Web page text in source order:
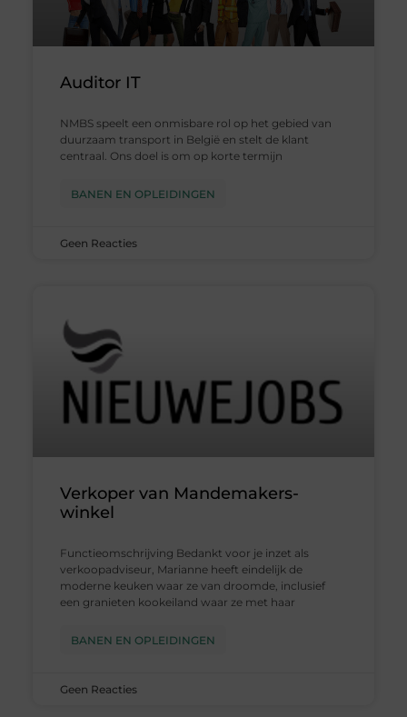
Auditor IT
NMBS speelt een onmisbare rol op het gebied van
duurzaam transport in België en stelt de klant
centraal. Ons doel is om op korte termijn
BANEN EN OPLEIDINGEN
Geen Reacties
Verkoper van Mandemakers-
winkel
Functieomschrijving Bedankt voor je inzet als
verkoopadviseur, Marianne heeft eindelijk de
moderne keuken waar ze van droomde, inclusief
een granieten kookeiland waar ze met haar
BANEN EN OPLEIDINGEN
Geen Reacties